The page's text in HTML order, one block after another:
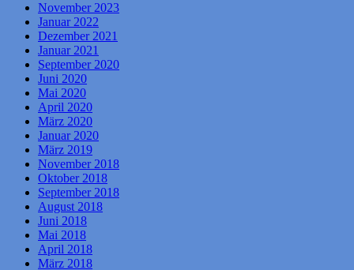
November 2023
Januar 2022
Dezember 2021
Januar 2021
September 2020
Juni 2020
Mai 2020
April 2020
März 2020
Januar 2020
März 2019
November 2018
Oktober 2018
September 2018
August 2018
Juni 2018
Mai 2018
April 2018
März 2018